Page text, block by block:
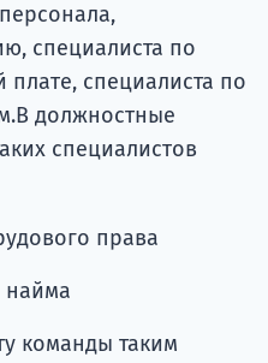
специалиста по
специалиста по
должностные
специалистов
права
найма
команды таким